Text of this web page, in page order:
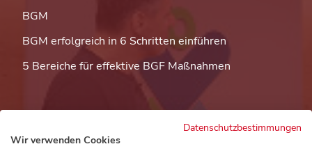
BGM
BGM erfolgreich in 6 Schritten einführen
5 Bereiche für effektive BGF Maßnahmen
Datenschutzbestimmungen
Wir verwenden Cookies